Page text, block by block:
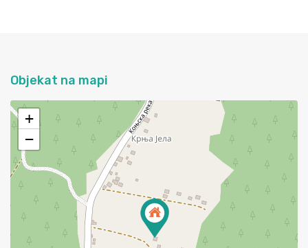
Objekat na mapi
+
−